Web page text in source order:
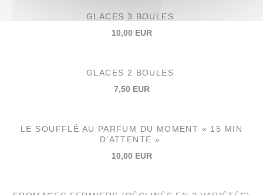
GLACES 3 BOULES
10,00 EUR
GLACES 2 BOULES
7,50 EUR
LE SOUFFLÉ AU PARFUM DU MOMENT « 15 MIN
D’ATTENTE »
10,00 EUR